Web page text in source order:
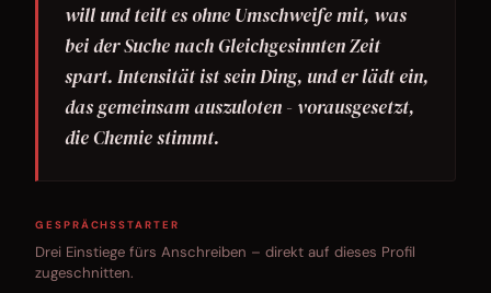
will und teilt es ohne Umschweife mit, was
bei der Suche nach Gleichgesinnten Zeit
spart. Intensität ist sein Ding, und er lädt ein,
das gemeinsam auszuloten - vorausgesetzt,
die Chemie stimmt.
GESPRÄCHSSTARTER
Drei Einstiege fürs Anschreiben – direkt auf dieses Profil
zugeschnitten.